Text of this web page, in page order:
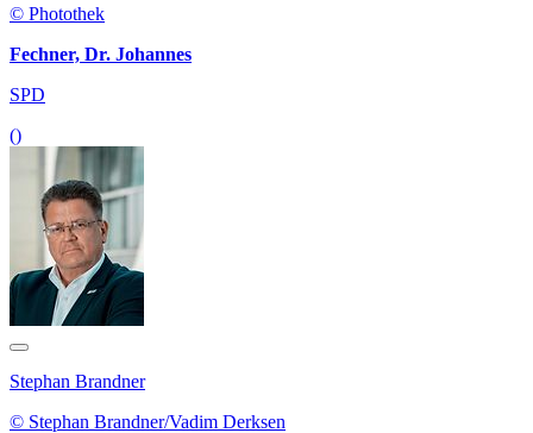
© Photothek
Fechner, Dr. Johannes
SPD
()
Stephan Brandner
© Stephan Brandner/Vadim Derksen